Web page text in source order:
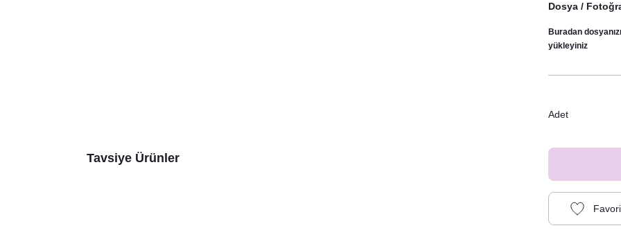
Tavsiye Ürünler
Dosya /
Buradan dosyanızı
yükleyiniz
Adet